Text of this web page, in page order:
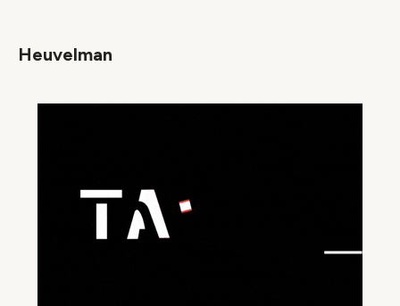
Heuvelman